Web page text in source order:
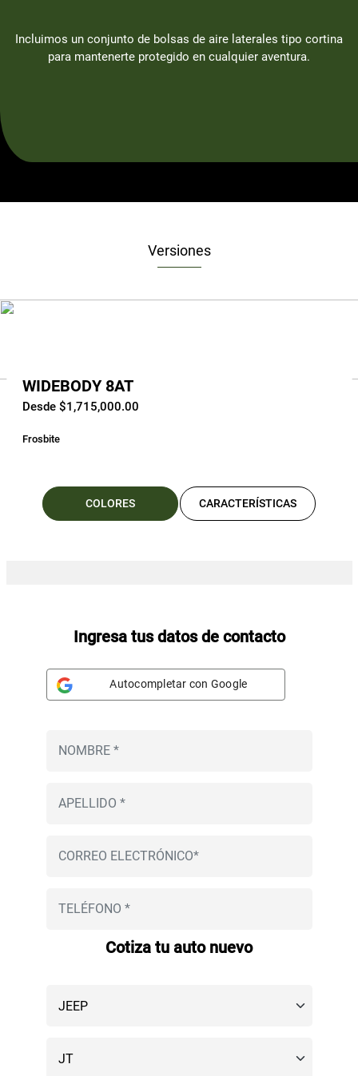
Incluimos un conjunto de bolsas de aire laterales tipo cortina
para mantenerte protegido en cualquier aventura.
Versiones
WIDEBODY 8AT
Desde $1,715,000.00
Frosbite
COLORES CARACTERÍSTICAS
Ingresa tus datos de contacto
Autocompletar con Google
Cotiza tu auto nuevo